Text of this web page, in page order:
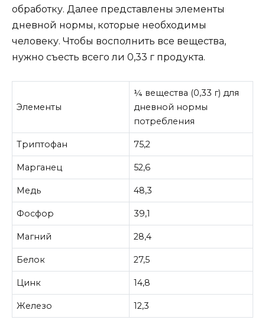
обработку. Далее представлены элементы
дневной нормы, которые необходимы
человеку. Чтобы восполнить все вещества,
нужно съесть всего ли 0,33 г продукта.
Элементы
¼ вещества (0,33 г) для
дневной нормы
потребления
Триптофан 75,2
Марганец 52,6
Медь 48,3
Фосфор 39,1
Магний 28,4
Белок 27,5
Цинк 14,8
Железо 12,3